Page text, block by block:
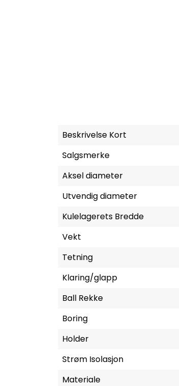
Beskrivelse Kort
Salgsmerke
Aksel diameter
Utvendig diameter
Kulelagerets Bredde
Vekt
Tetning
Klaring/glapp
Ball Rekke
Boring
Holder
Strøm Isolasjon
Materiale